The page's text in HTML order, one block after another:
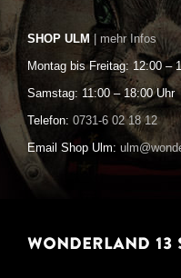
SHOP ULM | mehr Infos
Montag bis Freitag: 12:00 –
Samstag: 11:00 – 18:00 Uhr
Telefon: 0731-6 02 18 12
Email Shop Ulm:
WONDERLAND 13